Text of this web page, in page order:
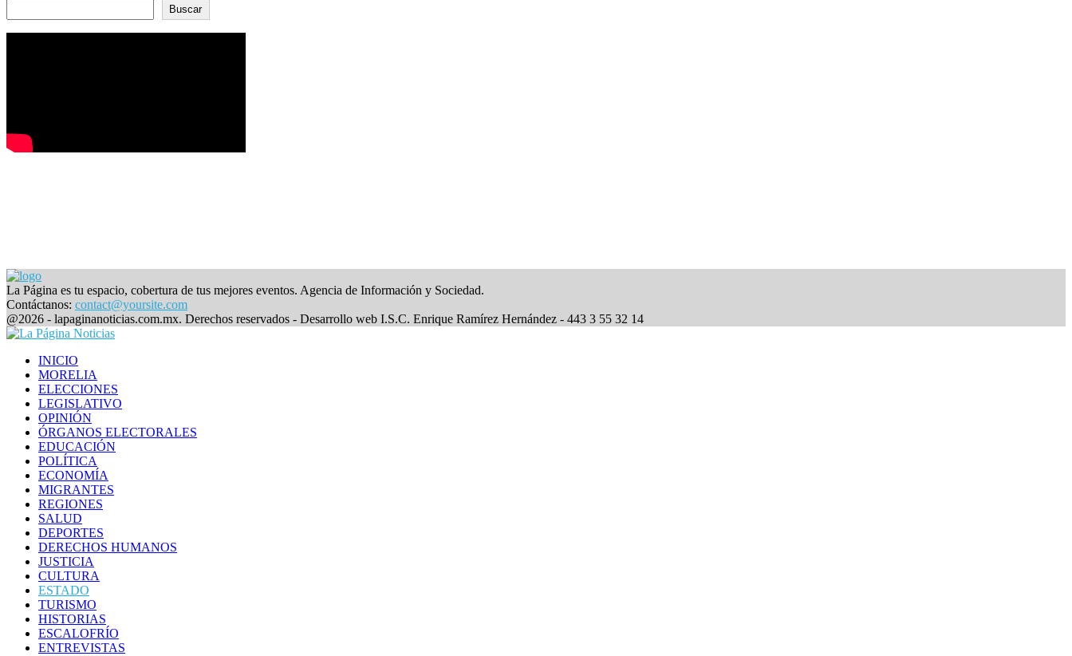
entradas
Buscar
La Página es tu espacio, cobertura de tus mejores eventos. Agencia de Información y Sociedad.
Contáctanos: contact@yoursite.com
Facebook
@2026 - lapaginanoticias.com.mx. Derechos reservados - Desarrollo web I.S.C. Enrique Ramírez Hernández - 443 3 55 32 14
INICIO
MORELIA
ELECCIONES
LEGISLATIVO
OPINIÓN
ÓRGANOS ELECTORALES
EDUCACIÓN
POLÍTICA
ECONOMÍA
MIGRANTES
REGIONES
SALUD
DEPORTES
DERECHOS HUMANOS
JUSTICIA
CULTURA
ESTADO
TURISMO
HISTORIAS
ESCALOFRÍO
ENTREVISTAS